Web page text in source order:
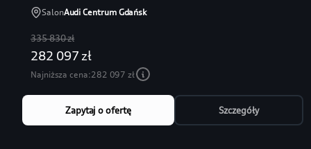
SalonAudi Centrum Gdańsk
335 830 zł
282 097 zł
Najniższa cena:282 097 zł
Zapytaj o ofertę Szczegóły